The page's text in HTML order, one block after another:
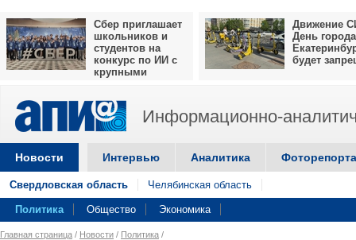
Сбер приглашает
школьников и
студентов на
конкурс по ИИ с
крупными
Движение
День города
будет
Информационно-
Новости Интервью Аналитика
Свердловская область Челябинская область
Политика Общество Экономика
Главная страница / Новости / Политика /